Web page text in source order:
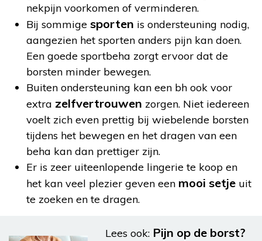
nekpijn voorkomen of verminderen.
Bij sommige sporten is ondersteuning nodig,
aangezien het sporten anders pijn kan doen.
Een goede sportbeha zorgt ervoor dat de
borsten minder bewegen.
Buiten ondersteuning kan een bh ook voor
extra zelfvertrouwen zorgen. Niet iedereen
voelt zich even prettig bij wiebelende borsten
tijdens het bewegen en het dragen van een
beha kan dan prettiger zijn.
Er is zeer uiteenlopende lingerie te koop en
het kan veel plezier geven een mooi setje uit
te zoeken en te dragen.
Lees ook: Pijn op de borst?